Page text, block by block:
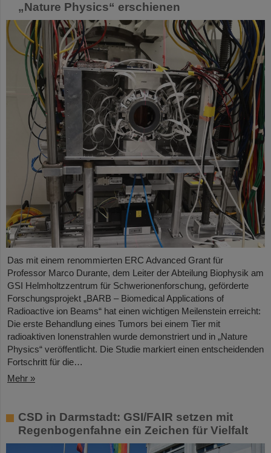
„Nature Physics“ erschienen
Das mit einem renommierten ERC Advanced Grant für
Professor Marco Durante, dem Leiter der Abteilung Biophysik am
GSI Helmholtzzentrum für Schwerionenforschung, geförderte
Forschungsprojekt „BARB – Biomedical Applications of
Radioactive ion Beams“ hat einen wichtigen Meilenstein erreicht:
Die erste Behandlung eines Tumors bei einem Tier mit
radioaktiven Ionenstrahlen wurde demonstriert und in „Nature
Physics“ veröffentlicht. Die Studie markiert einen entscheidenden
Fortschritt für die…
Mehr »
CSD in Darmstadt: GSI/FAIR setzen mit
Regenbogenfahne ein Zeichen für Vielfalt